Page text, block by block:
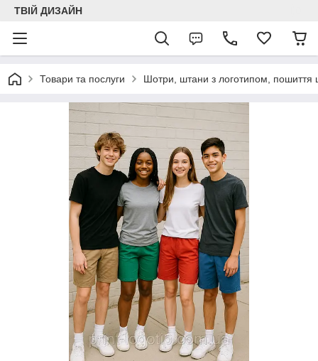
ТВІЙ ДИЗАЙН
Товари та послуги Шотри, штани з логотипом, пошиття